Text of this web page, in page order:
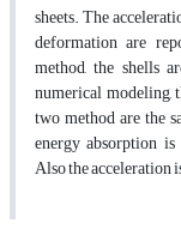
sheets. The
deformation are
method, the shells
numerical modeling,
two method are the
energy absorption
Also the acceleration